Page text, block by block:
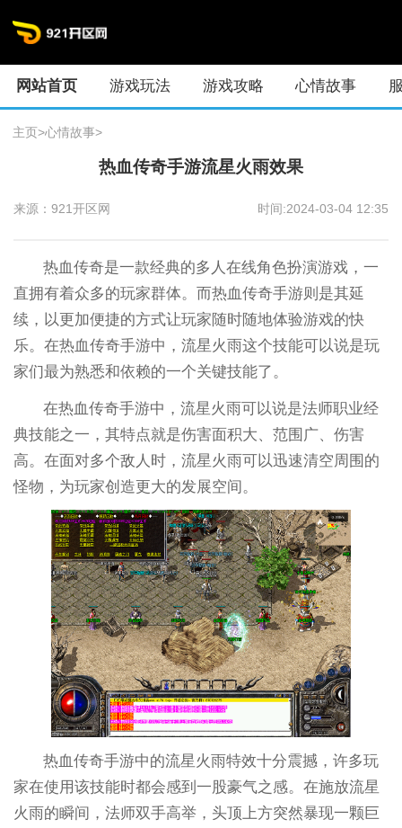
网站首页 游戏玩法 游戏攻略 心情故事
主页>心情故事>
热血传奇手游流星火雨效果
来源：921开区网 时间:2024-03-04 12:35
热血传奇是一款经典的多人在线角色扮演游戏，一
直拥有着众多的玩家群体。而热血传奇手游则是其延
续，以更加便捷的方式让玩家随时随地体验游戏的快
乐。在热血传奇手游中，流星火雨这个技能可以说是玩
家们最为熟悉和依赖的一个关键技能了。
在热血传奇手游中，流星火雨可以说是法师职业经
典技能之一，其特点就是伤害面积大、范围广、伤害
高。在面对多个敌人时，流星火雨可以迅速清空周围的
怪物，为玩家创造更大的发展空间。
热血传奇手游中的流星火雨特效十分震撼，许多玩
家在使用该技能时都会感到一股豪气之感。在施放流星
火雨的瞬间，法师双手高举，头顶上方突然暴现一颗巨